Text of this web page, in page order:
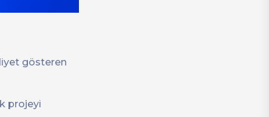
gösteren
projeyi